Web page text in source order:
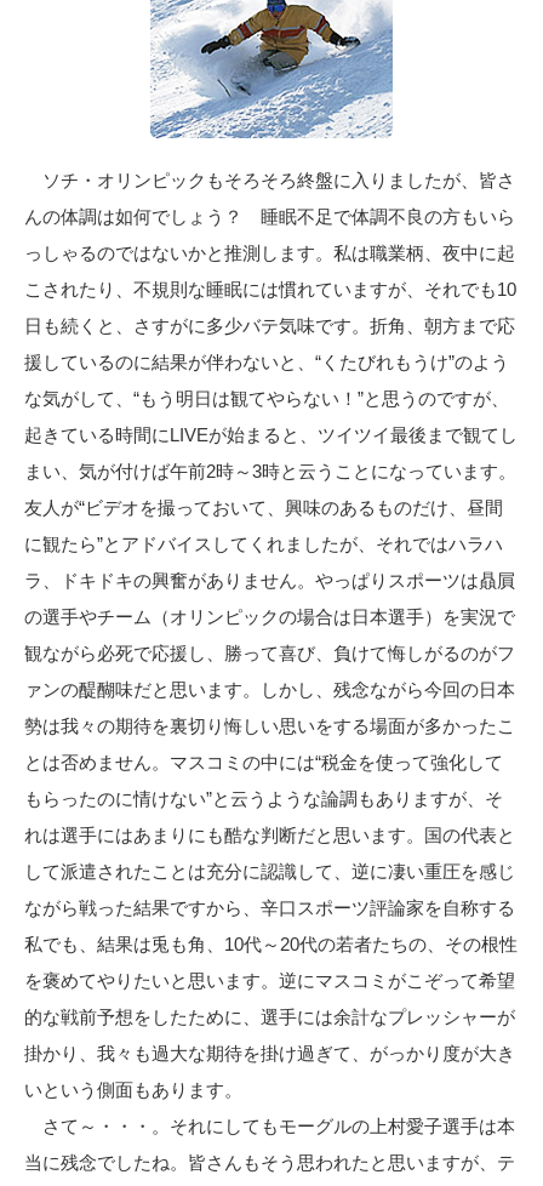
ソチ・オリンピックもそろそろ終盤に入りましたが、皆さ
んの体調は如何でしょう？ 睡眠不足で体調不良の方もいら
っしゃるのではないかと推測します。私は職業柄、夜中に起
こされたり、不規則な睡眠には慣れていますが、それでも10
日も続くと、さすがに多少バテ気味です。折角、朝方まで応
援しているのに結果が伴わないと、“くたびれもうけ”のよう
な気がして、“もう明日は観てやらない！”と思うのですが、
起きている時間にLIVEが始まると、ツイツイ最後まで観てし
まい、気が付けば午前2時～3時と云うことになっています。
友人が“ビデオを撮っておいて、興味のあるものだけ、昼間
に観たら”とアドバイスしてくれましたが、それではハラハ
ラ、ドキドキの興奮がありません。やっぱりスポーツは贔屓
の選手やチーム（オリンピックの場合は日本選手）を実況で
観ながら必死で応援し、勝って喜び、負けて悔しがるのがフ
ァンの醍醐味だと思います。しかし、残念ながら今回の日本
勢は我々の期待を裏切り悔しい思いをする場面が多かったこ
とは否めません。マスコミの中には“税金を使って強化して
もらったのに情けない”と云うような論調もありますが、そ
れは選手にはあまりにも酷な判断だと思います。国の代表と
して派遣されたことは充分に認識して、逆に凄い重圧を感じ
ながら戦った結果ですから、辛口スポーツ評論家を自称する
私でも、結果は兎も角、10代～20代の若者たちの、その根性
を褒めてやりたいと思います。逆にマスコミがこぞって希望
的な戦前予想をしたために、選手には余計なプレッシャーが
掛かり、我々も過大な期待を掛け過ぎて、がっかり度が大き
いという側面もあります。
さて～・・・。それにしてもモーグルの上村愛子選手は本
当に残念でしたね。皆さんもそう思われたと思いますが、テ